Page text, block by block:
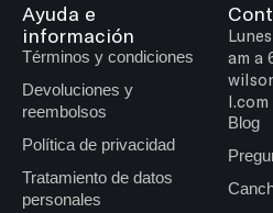
Ayuda e
información
Términos y condiciones
Devoluciones y
reembolsos
Política de privacidad
Tratamiento de datos
personales
am a
l.com
Blog